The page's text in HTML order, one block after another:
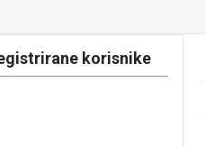
korisnike